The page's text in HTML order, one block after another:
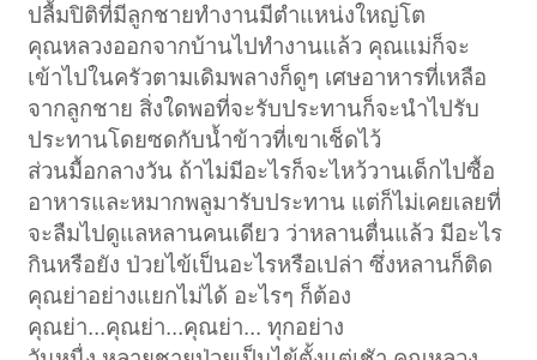
ปลื้มปิติที่มีลูกชายทำงานมีตำแหน่งใหญ่โต
คุณหลวงออกจากบ้านไปทำงานแล้ว คุณแม่ก็จะ
เข้าไปในครัวตามเดิมพลางก็ดูๆ เศษอาหารที่เหลือ
จากลูกชาย สิ่งใดพอที่จะรับประทานก็จะนำไปรับ
ประทานโดยซดกับน้ำข้าวที่เขาเช็ดไว้
ส่วนมื้อกลางวัน ถ้าไม่มีอะไรก็จะไหว้วานเด็กไปซื้อ
อาหารและหมากพลูมารับประทาน แต่ก็ไม่เคยเลยที่
จะลืมไปดูแลหลานคนเดียว ว่าหลานตื่นแล้ว มีอะไร
กินหรือยัง ป่วยไข้เป็นอะไรหรือเปล่า ซึ่งหลานก็ติด
คุณย่าอย่างแยกไม่ได้ อะไรๆ ก็ต้อง
คุณย่า...คุณย่า...คุณย่า... ทุกอย่าง